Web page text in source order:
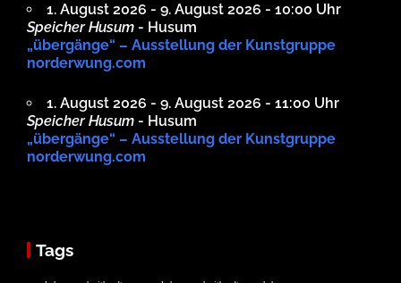
1. August 2026 - 9. August 2026 - 10:00 Uhr
Speicher Husum - Husum
„übergänge“ – Ausstellung der Kunstgruppe
norderwung.com
1. August 2026 - 9. August 2026 - 11:00 Uhr
Speicher Husum - Husum
„übergänge“ – Ausstellung der Kunstgruppe
norderwung.com
Tags